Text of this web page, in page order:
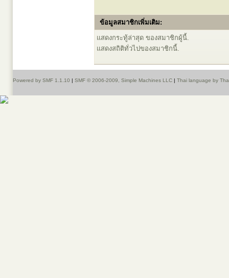
ข้อมูลสมาชิกเพิ่มเติม:
แสดงกระทู้ล่าสุด ของสมาชิกผู้นี้.
แสดงสถิติทั่วไปของสมาชิกนี้.
Powered by SMF 1.1.10 | SMF © 2006-2009, Simple Machines LLC | Thai language by